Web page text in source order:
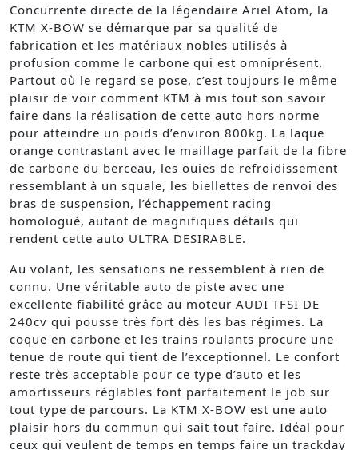
Concurrente directe de la légendaire Ariel Atom, la
KTM X-BOW se démarque par sa qualité de
fabrication et les matériaux nobles utilisés à
profusion comme le carbone qui est omniprésent.
Partout où le regard se pose, c’est toujours le même
plaisir de voir comment KTM à mis tout son savoir
faire dans la réalisation de cette auto hors norme
pour atteindre un poids d’environ 800kg. La laque
orange contrastant avec le maillage parfait de la fibre
de carbone du berceau, les ouies de refroidissement
ressemblant à un squale, les biellettes de renvoi des
bras de suspension, l’échappement racing
homologué, autant de magnifiques détails qui
rendent cette auto ULTRA DESIRABLE.
Au volant, les sensations ne ressemblent à rien de
connu. Une véritable auto de piste avec une
excellente fiabilité grâce au moteur AUDI TFSI DE
240cv qui pousse très fort dès les bas régimes. La
coque en carbone et les trains roulants procure une
tenue de route qui tient de l’exceptionnel. Le confort
reste très acceptable pour ce type d’auto et les
amortisseurs réglables font parfaitement le job sur
tout type de parcours. La KTM X-BOW est une auto
plaisir hors du commun qui sait tout faire. Idéal pour
ceux qui veulent de temps en temps faire un trackday